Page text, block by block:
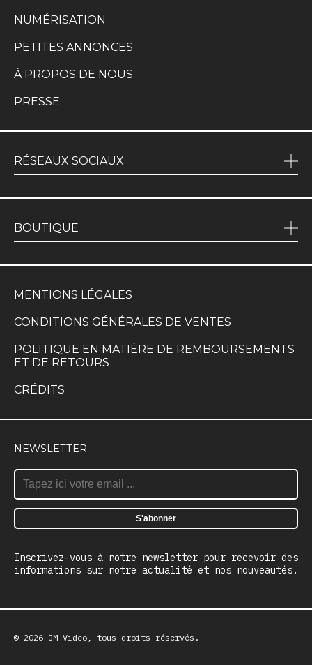
NUMÉRISATION
PETITES ANNONCES
À PROPOS DE NOUS
PRESSE
RÉSEAUX SOCIAUX
BOUTIQUE
MENTIONS LÉGALES
CONDITIONS GÉNÉRALES DE VENTES
POLITIQUE EN MATIÈRE DE REMBOURSEMENTS
ET DE RETOURS
CRÉDITS
NEWSLETTER
Inscrivez-vous à notre newsletter pour recevoir des
informations sur notre actualité et nos nouveautés.
© 2026 JM Video, tous droits réservés.